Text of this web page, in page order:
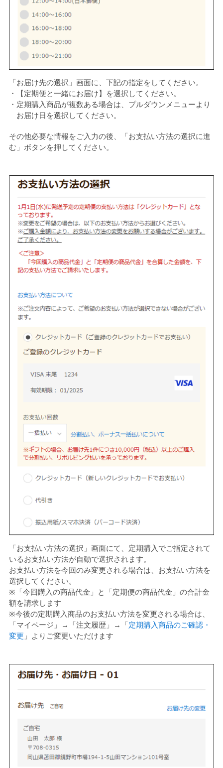
「お届け先の選択」画面に、下記の指定をしてください。
・【定期便と一緒にお届け】を選択してください。
・定期購入商品が複数ある場合は、プルダウンメニューより
お届け日を選択してください。
その他必要な情報をご入力の後、「お支払い方法の選択に進
む」ボタンを押してください。
「お支払い方法の選択」画面にて、定期購入でご指定されて
いるお支払い方法が自動で選択されます。
お支払い方法を今回のみ変更される場合は、お支払い方法を
選択してください。
※「今回購入の商品代金」と「定期便の商品代金」の合計金
額を請求します
※今後の定期購入商品のお支払い方法を変更される場合は、
「マイページ」→「注文履歴」→「定期購入商品のご確認・
変更 」よりご変更いただけます